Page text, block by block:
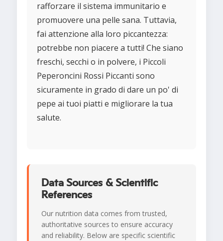
rafforzare il sistema immunitario e
promuovere una pelle sana. Tuttavia,
fai attenzione alla loro piccantezza:
potrebbe non piacere a tutti! Che siano
freschi, secchi o in polvere, i Piccoli
Peperoncini Rossi Piccanti sono
sicuramente in grado di dare un po' di
pepe ai tuoi piatti e migliorare la tua
salute.
Data Sources & Scientific
References
Our nutrition data comes from trusted,
authoritative sources to ensure accuracy
and reliability. Below are specific scientific